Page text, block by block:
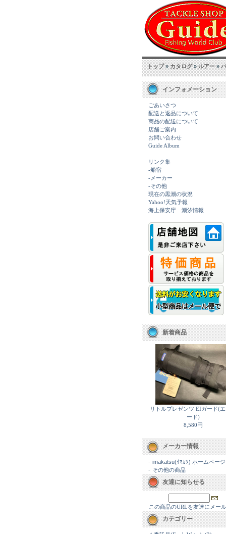
トップ»カタログ»ルアー»
インフォメーション
ごあいさつ
配送と返品について
商品の配送について
店舗ご案内
お問い合わせ
Guide Album
リンク集
-船宿
-メーカー
-その他
現在の黒潮の状況
Yahoo!天気予報
海上保安庁 潮汐情報
新着商品
リトルプレゼンツ EIガード(
ード)
8,580円
メーカー情報
- imakatsu(ｲﾏｶﾂ) ホームページ
- その他の商品
友達に知らせる
この商品のURLを友達にメー
カテゴリー